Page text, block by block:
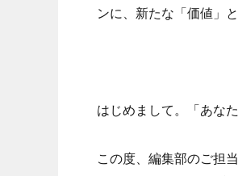
ンに、新たな「価値」
はじめまして。「あな
この度、編集部のご担